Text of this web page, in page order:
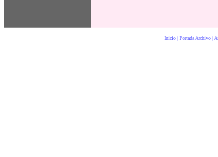
Inicio | Portada Archivo |